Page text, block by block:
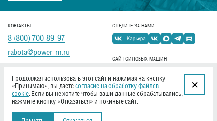
КОНТАКТЫ
8 (800) 700-89-97
rabota@power-m.ru
СЛЕДИТЕ ЗА НАМИ
САЙТ СИЛОВЫХ МАШИН
Продолжая использовать этот сайт и нажимая на кнопку
«Принимаю», вы даетесогласие на обработку файлов
cookie . Если вы не хотите чтобы ваши данные обрабатывались,
нажмите кнопку «Отказаться» и покиньте сайт.